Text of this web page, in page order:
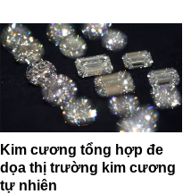
Kim cương tổng hợp đe
dọa thị trường kim cương
tự nhiên